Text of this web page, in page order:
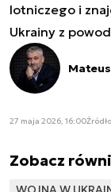
lotniczego i
Ukrainy z
27 maja 2026, 16:00
Zobacz